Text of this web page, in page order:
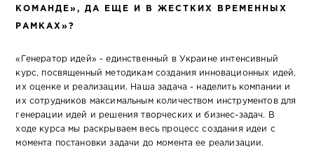
КОМАНДЕ», ДА ЕЩЕ И В ЖЕСТКИХ ВРЕМЕННЫХ
РАМКАХ»?
«Генератор идей» - единственный в Украине интенсивный
курс, посвященный методикам создания инновационных идей,
их оценке и реализации. Наша задача - наделить компании и
их сотрудников максимальным количеством инструментов для
генерации идей и решения творческих и бизнес-задач. В
ходе курса мы раскрываем весь процесс создания идеи с
момента постановки задачи до момента ее реализации.